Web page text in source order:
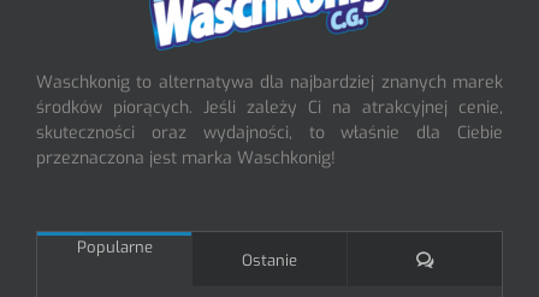
Waschkonig to alternatywa dla najbardziej znanych marek
środków piorących. Jeśli zależy Ci na atrakcyjnej cenie,
skuteczności oraz wydajności, to właśnie dla Ciebie
przeznaczona jest marka Waschkonig!
Popularne
Ostanie Komentarze